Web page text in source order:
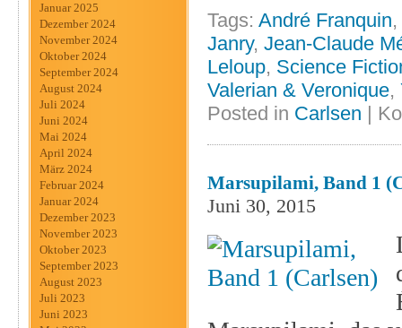
Januar 2025
Dezember 2024
November 2024
Oktober 2024
September 2024
August 2024
Juli 2024
Juni 2024
Mai 2024
April 2024
März 2024
Februar 2024
Januar 2024
Dezember 2023
November 2023
Oktober 2023
September 2023
August 2023
Juli 2023
Juni 2023
Tags: André Franquin,
Janry, Jean-Claude
Leloup, Science
Valerian & Veronique,
Posted in Carlsen |
Marsupilami, Band 1
Juni 30, 2015